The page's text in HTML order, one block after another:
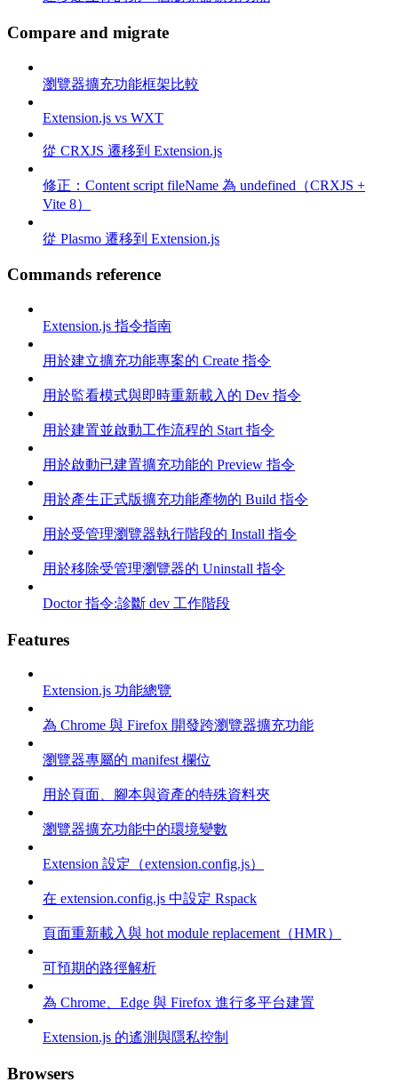
Compare and migrate
瀏覽器擴充功能框架比較
Extension.js vs WXT
從 CRXJS 遷移到 Extension.js
修正：Content script fileName 為 undefined（CRXJS +
Vite 8）
從 Plasmo 遷移到 Extension.js
Commands reference
Extension.js 指令指南
用於建立擴充功能專案的 Create 指令
用於監看模式與即時重新載入的 Dev 指令
用於建置並啟動工作流程的 Start 指令
用於啟動已建置擴充功能的 Preview 指令
用於產生正式版擴充功能產物的 Build 指令
用於受管理瀏覽器執行階段的 Install 指令
用於移除受管理瀏覽器的 Uninstall 指令
Doctor 指令:診斷 dev 工作階段
Features
Extension.js 功能總覽
為 Chrome 與 Firefox 開發跨瀏覽器擴充功能
瀏覽器專屬的 manifest 欄位
用於頁面、腳本與資產的特殊資料夾
瀏覽器擴充功能中的環境變數
Extension 設定（extension.config.js）
在 extension.config.js 中設定 Rspack
頁面重新載入與 hot module replacement（HMR）
可預期的路徑解析
為 Chrome、Edge 與 Firefox 進行多平台建置
Extension.js 的遙測與隱私控制
Browsers